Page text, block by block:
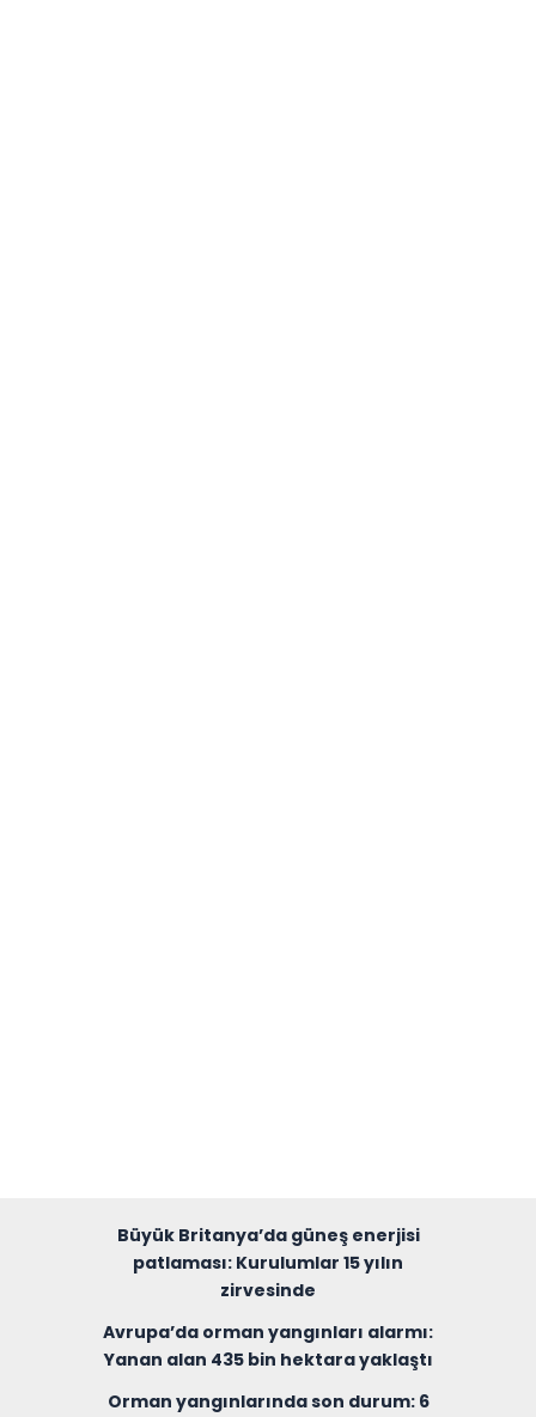
Büyük Britanya’da güneş enerjisi
patlaması: Kurulumlar 15 yılın
zirvesinde
Avrupa’da orman yangınları alarmı:
Yanan alan 435 bin hektara yaklaştı
Orman yangınlarında son durum: 6